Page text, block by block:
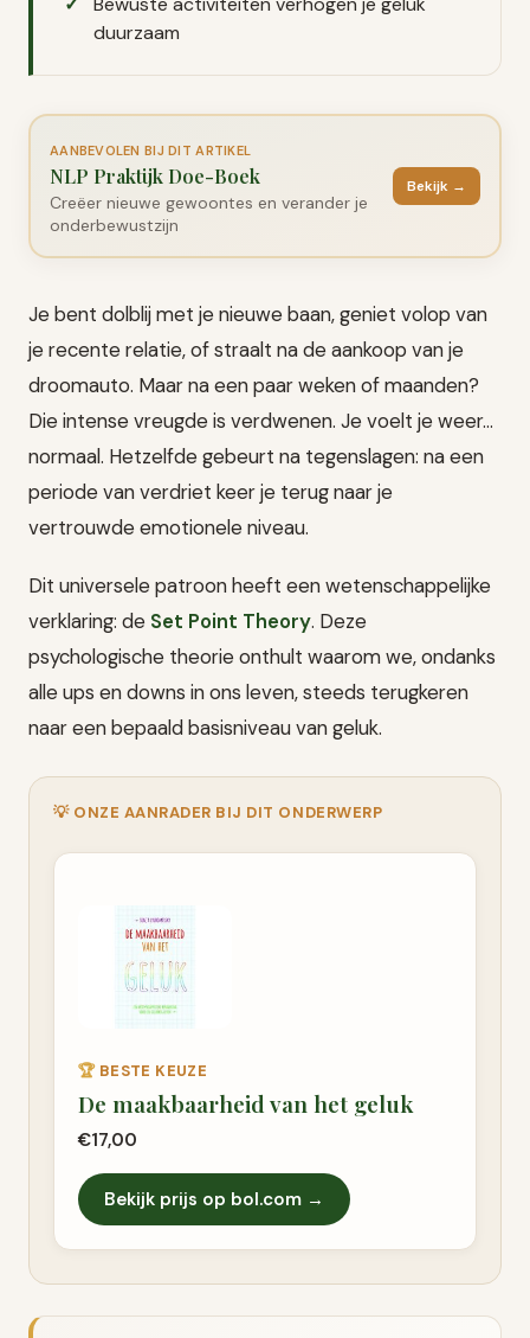
duurzaam
AANBEVOLEN BIJ DIT ARTIKEL
NLP Praktijk Doe-Boek
Creëer nieuwe gewoontes en verander je
onderbewustzijn
Bekijk →
Je bent dolblij met je nieuwe baan, geniet volop van
je recente relatie, of straalt na de aankoop van je
droomauto. Maar na een paar weken of maanden?
Die intense vreugde is verdwenen. Je voelt je weer…
normaal. Hetzelfde gebeurt na tegenslagen: na een
periode van verdriet keer je terug naar je
vertrouwde emotionele niveau.
Dit universele patroon heeft een wetenschappelijke
verklaring: de Set Point Theory. Deze
psychologische theorie onthult waarom we, ondanks
alle ups en downs in ons leven, steeds terugkeren
naar een bepaald basisniveau van geluk.
💡 ONZE AANRADER BIJ DIT ONDERWERP
🏆BESTE KEUZE
De maakbaarheid van het geluk
€17,00
Bekijk prijs op bol.com →